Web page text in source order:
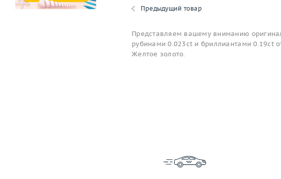
Предыдущий товар
Представляем вашему вниманию
рубинами 0.023ct и бриллиантами 0.19ct
Желтое золото.